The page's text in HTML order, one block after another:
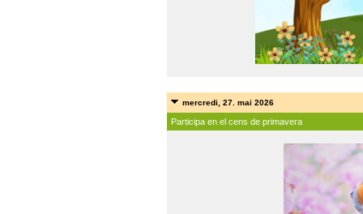
mercredi, 27. mai 2026
Participa en el cens de primavera